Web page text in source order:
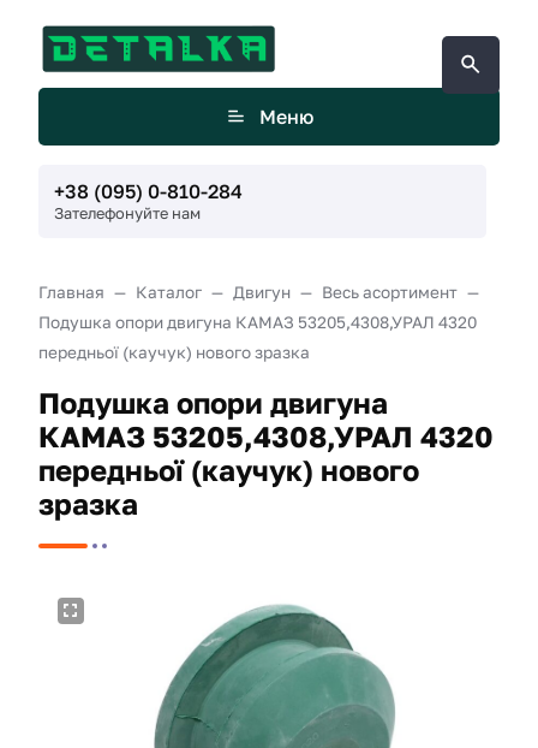
Меню
+38 (095) 0-810-284
Зателефонуйте нам
Главная Каталог Двигун
Весь асортимент
Подушка опори двигуна КАМАЗ 53205,4308,УРАЛ 4320
передньої (каучук) нового зразка
Подушка опори двигуна
КАМАЗ 53205,4308,УРАЛ 4320
передньої (каучук) нового
зразка